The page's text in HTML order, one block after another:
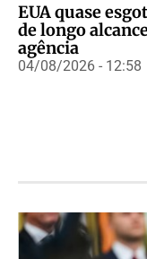
EUA quase
de longo
agência
04/08/2026 - 12:58